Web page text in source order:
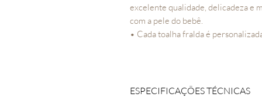
excelente qualidade, delicadeza e
com a pele do bebê.
• Cada toalha fralda é
ESPECIFICAÇÕES TÉCNICAS